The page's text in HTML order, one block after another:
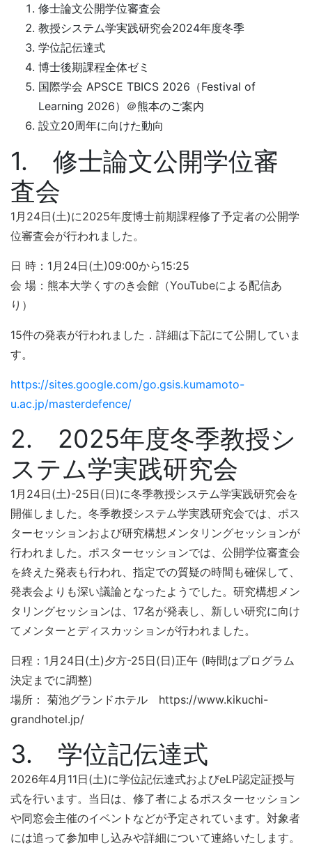
修士論文公開学位審査会
教授システム学実践研究会2024年度冬季
学位記伝達式
博士後期課程全体ゼミ
国際学会 APSCE TBICS 2026（Festival of
Learning 2026）＠熊本のご案内
設立20周年に向けた動向
1. 修士論文公開学位審
査会
1月24日(土)に2025年度博士前期課程修了予定者の公開学
位審査会が行われました。
日 時：1月24日(土)09:00から15:25
会 場：熊本大学くすのき会館（YouTubeによる配信あ
り）
15件の発表が行われました．詳細は下記にて公開していま
す。
https://sites.google.com/go.gsis.kumamoto-
u.ac.jp/masterdefence/
2. 2025年度冬季教授シ
ステム学実践研究会
1月24日(土)-25日(日)に冬季教授システム学実践研究会を
開催しました。冬季教授システム学実践研究会では、ポス
ターセッションおよび研究構想メンタリングセッションが
行われました。ポスターセッションでは、公開学位審査会
を終えた発表も行われ、指定での質疑の時間も確保して、
発表会よりも深い議論となったようでした。研究構想メン
タリングセッションは、17名が発表し、新しい研究に向け
てメンターとディスカッションが行われました。
日程：1月24日(土)夕方-25日(日)正午 (時間はプログラム
決定までに調整)
場所： 菊池グランドホテル https://www.kikuchi-
grandhotel.jp/
3. 学位記伝達式
2026年4月11日(土)に学位記伝達式およびeLP認定証授与
式を行います。当日は、修了者によるポスターセッション
や同窓会主催のイベントなどが予定されています。対象者
には追って参加申し込みや詳細について連絡いたします。